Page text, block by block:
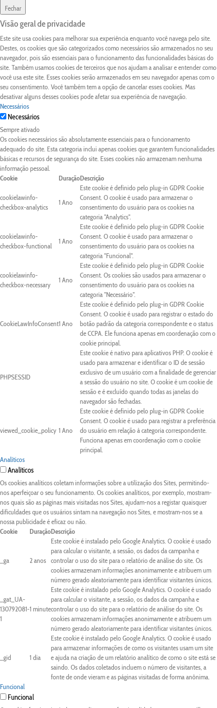
Fechar
Visão geral de privacidade
Este site usa cookies para melhorar sua experiência enquanto você navega pelo site.
Destes, os cookies que são categorizados como necessários são armazenados no seu
navegador, pois são essenciais para o funcionamento das funcionalidades básicas do
site. Também usamos cookies de terceiros que nos ajudam a analisar e entender como
você usa este site. Esses cookies serão armazenados em seu navegador apenas com o
seu consentimento. Você também tem a opção de cancelar esses cookies. Mas
desativar alguns desses cookies pode afetar sua experiência de navegação.
Necessários
Necessários
Sempre ativado
Os cookies necessários são absolutamente essenciais para o funcionamento
adequado do site. Esta categoria inclui apenas cookies que garantem funcionalidades
básicas e recursos de segurança do site. Esses cookies não armazenam nenhuma
informação pessoal.
Cookie
DuraçãoDescrição
cookielawinfo-
checkbox-analytics
1 Ano
Este cookie é definido pelo plug-in GDPR Cookie
Consent. O cookie é usado para armazenar o
consentimento do usuário para os cookies na
categoria "Analytics".
cookielawinfo-
checkbox-functional
1 Ano
Este cookie é definido pelo plug-in GDPR Cookie
Consent. O cookie é usado para armazenar o
consentimento do usuário para os cookies na
categoria "Funcional".
cookielawinfo-
checkbox-necessary
1 Ano
Este cookie é definido pelo plug-in GDPR Cookie
Consent. Os cookies são usados para armazenar o
consentimento do usuário para os cookies na
categoria "Necessário".
CookieLawInfoConsent1 Ano
Este cookie é definido pelo plug-in GDPR Cookie
Consent. O cookie é usado para registrar o estado do
botão padrão da categoria correspondente e o status
de CCPA. Ele funciona apenas em coordenação com o
cookie principal.
PHPSESSID
Este cookie é nativo para aplicativos PHP. O cookie é
usado para armazenar e identificar o ID de sessão
exclusivo de um usuário com a finalidade de gerenciar
a sessão do usuário no site. O cookie é um cookie de
sessão e é excluído quando todas as janelas do
navegador são fechadas.
viewed_cookie_policy 1 Ano
Este cookie é definido pelo plug-in GDPR Cookie
Consent. O cookie é usado para registrar a preferência
do usuário em relação à categoria correspondente.
Funciona apenas em coordenação com o cookie
principal.
Analíticos
Analíticos
Os cookies analíticos coletam informações sobre a utilização dos Sites, permitindo-
nos aperfeiçoar o seu funcionamento. Os cookies analíticos, por exemplo, mostram-
nos quais são as páginas mais visitadas nos Sites, ajudam-nos a registar quaisquer
dificuldades que os usuários sintam na navegação nos Sites, e mostram-nos se a
nossa publicidade é eficaz ou não.
Cookie
DuraçãoDescrição
_ga 2 anos
Este cookie é instalado pelo Google Analytics. O cookie é usado
para calcular o visitante, a sessão, os dados da campanha e
controlar o uso do site para o relatório de análise do site. Os
cookies armazenam informações anonimamente e atribuem um
número gerado aleatoriamente para identificar visitantes únicos.
_gat_UA-
130792081-
1
1 minute
Este cookie é instalado pelo Google Analytics. O cookie é usado
para calcular o visitante, a sessão, os dados da campanha e
controlar o uso do site para o relatório de análise do site. Os
cookies armazenam informações anonimamente e atribuem um
número gerado aleatoriamente para identificar visitantes únicos.
_gid 1 dia
Este cookie é instalado pelo Google Analytics. O cookie é usado
para armazenar informações de como os visitantes usam um site
e ajuda na criação de um relatório analítico de como o site está se
saindo. Os dados coletados incluem o número de visitantes, a
fonte de onde vieram e as páginas visitadas de forma anônima.
Funcional
Funcional